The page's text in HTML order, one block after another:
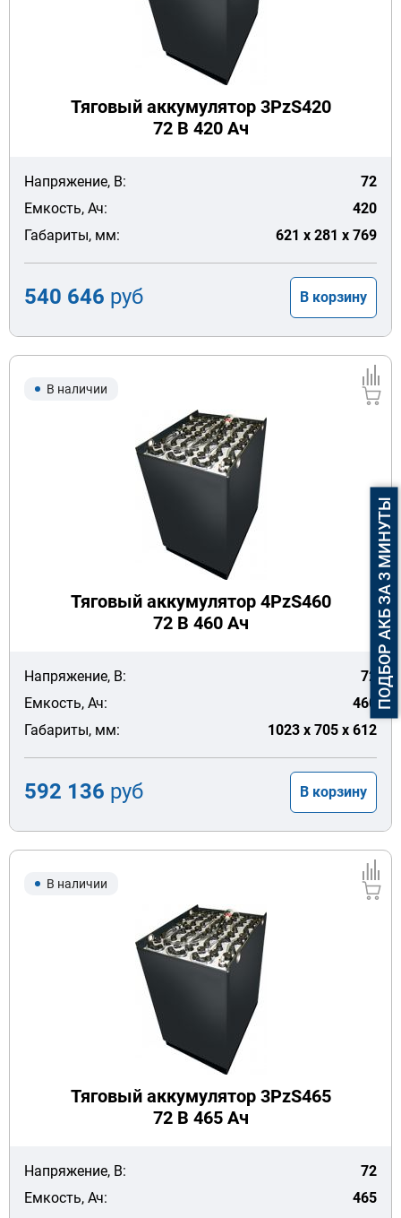
Тяговый аккумулятор 3PzS420
72 В 420 Ач
Напряжение, В:
72
Емкость, Ач:
420
Габариты, мм:
621 x 281 x 769
540 646 руб В корзину
В наличии
Тяговый аккумулятор 4PzS460
72 В 460 Ач
Напряжение, В:
72
Емкость, Ач:
460
Габариты, мм:
1023 x 705 x 612
592 136 руб В корзину
В наличии
Тяговый аккумулятор 3PzS465
72 В 465 Ач
Напряжение, В:
72
Емкость, Ач:
465
ПОДБОР АКБ ЗА 3 МИНУТЫ